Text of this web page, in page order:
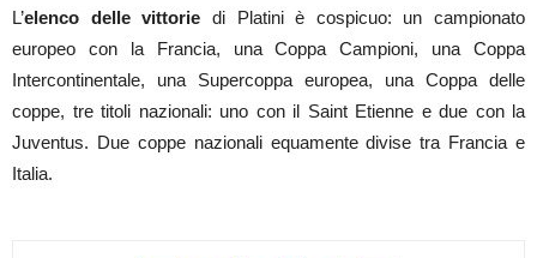
L’elenco delle vittorie di Platini è cospicuo: un campionato
europeo con la Francia, una Coppa Campioni, una Coppa
Intercontinentale, una Supercoppa europea, una Coppa delle
coppe, tre titoli nazionali: uno con il Saint Etienne e due con la
Juventus. Due coppe nazionali equamente divise tra Francia e
Italia.